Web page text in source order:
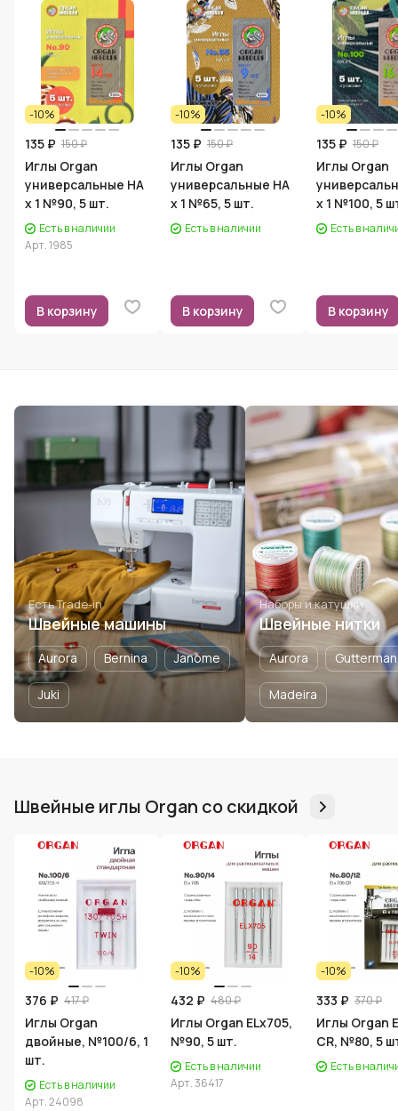
-10%
135 ₽ 150 ₽
Иглы Organ
универсальные HA
x 1 №90, 5 шт.
Есть в наличии
Арт.1985
В корзину
-10%
135 ₽ 150 ₽
Иглы Organ
универсальные HA
x 1 №65, 5 шт.
Есть в наличии
В корзину
-10%
135 ₽ 150 ₽
Иглы Organ
x 1 №100, 5
Есть в
В корзину
Есть Trade-in
Швейные машины
Aurora Bernina Janome
Juki
Наборы и катушки
Швейные нитки
Aurora Gutterman
Madeira
Швейные иглы Organ со скидкой
-10%
376 ₽ 417 ₽
Иглы Organ
двойные, №100/6, 1
шт.
Есть в наличии
Арт.24098
-10%
432 ₽ 480 ₽
Иглы Organ ELx705,
№90, 5 шт.
Есть в наличии
Арт.36417
-10%
333 ₽ 370 ₽
Иглы Organ
CR, №80, 5
Есть в